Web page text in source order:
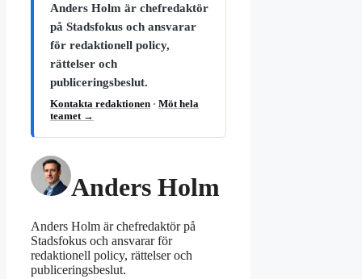
Anders Holm är chefredaktör
på Stadsfokus och ansvarar
för redaktionell policy,
rättelser och
publiceringsbeslut.
Kontakta redaktionen · Möt hela
teamet →
Anders Holm
Anders Holm är chefredaktör på
Stadsfokus och ansvarar för
redaktionell policy, rättelser och
publiceringsbeslut.